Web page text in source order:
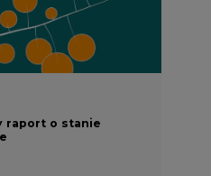
raport o stanie